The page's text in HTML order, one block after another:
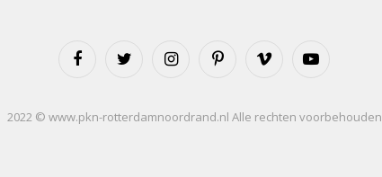
FacebookTwitter InstagramPinterestVimeo YouTube
2022 © www.pkn-rotterdamnoordrand.nl Alle rechten voorbehouden